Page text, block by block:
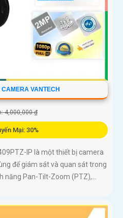
VANTECH
4,000,000 ₫
Mại: 30%
IP là một thiết bị camera
để giám sát và quan sát trong
Pan-Tilt-Zoom (PTZ),...